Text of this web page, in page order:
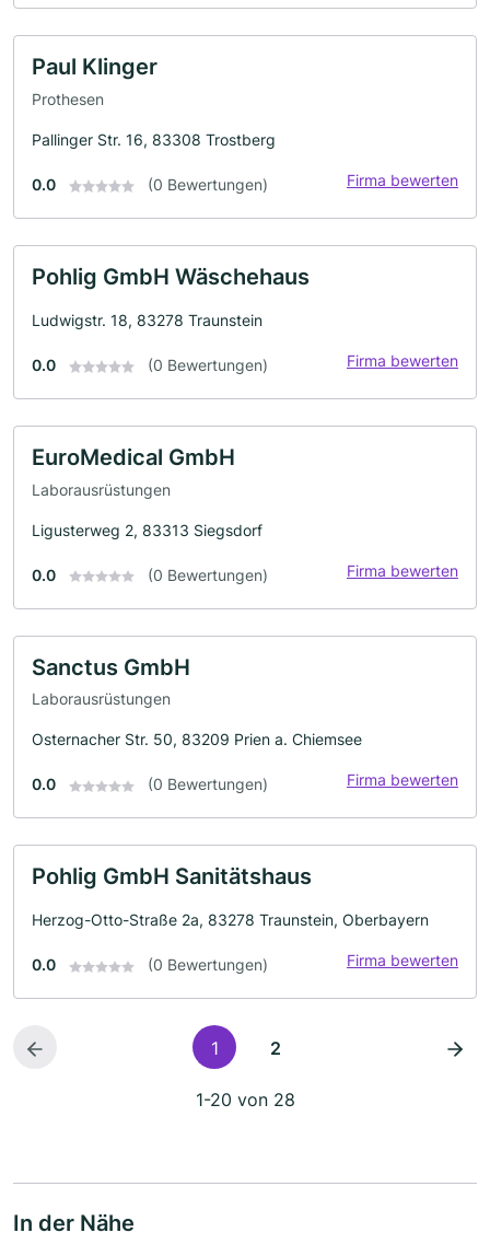
Paul Klinger
Prothesen
Pallinger Str. 16, 83308 Trostberg
0.0 (0 Bewertungen) Firma bewerten
Pohlig GmbH Wäschehaus
Ludwigstr. 18, 83278 Traunstein
0.0 (0 Bewertungen) Firma bewerten
EuroMedical GmbH
Laborausrüstungen
Ligusterweg 2, 83313 Siegsdorf
0.0 (0 Bewertungen) Firma bewerten
Sanctus GmbH
Laborausrüstungen
Osternacher Str. 50, 83209 Prien a. Chiemsee
0.0 (0 Bewertungen) Firma bewerten
Pohlig GmbH Sanitätshaus
Herzog-Otto-Straße 2a, 83278 Traunstein, Oberbayern
0.0 (0 Bewertungen) Firma bewerten
1 2
1-20 von 28
In der Nähe